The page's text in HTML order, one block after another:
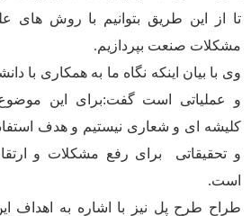
تا از این طریق بتوانیم با روش های
مشکلات صنعت بپردازیم.
وی با بیان اینکه نگاه ما به همکاری با
و عملیاتی است گفت:برای این
کلیشه ای و شعاری نیستیم و هدف
و تحقیقاتی برای رفع مشکلات و
است.
طراح طرح پل نیز با اشاره به اهداف